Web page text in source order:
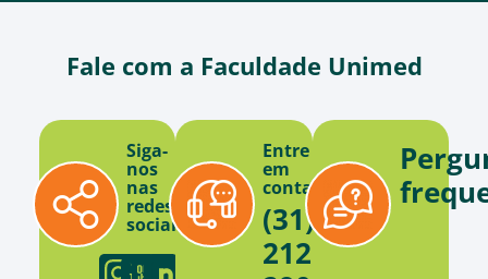
Fale com a Faculdade Unimed
Siga-
nos
nas
redes
sociais
Entre
em
contato
(31)
2121-